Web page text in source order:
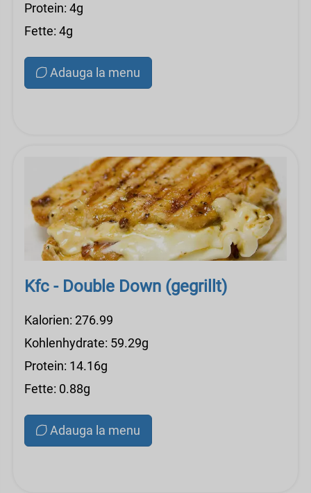
Protein: 4g
Fette: 4g
Adauga la menu
Kfc - Double Down (gegrillt)
Kalorien: 276.99
Kohlenhydrate: 59.29g
Protein: 14.16g
Fette: 0.88g
Adauga la menu